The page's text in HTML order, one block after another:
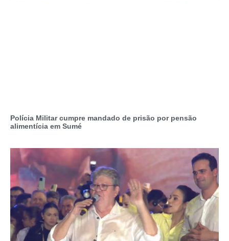
Polícia Militar cumpre mandado de prisão por pensão
alimentícia em Sumé